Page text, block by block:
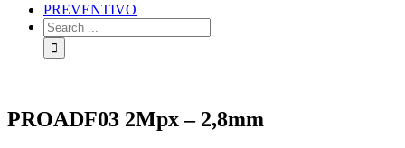
PREVENTIVO
PROADF03 2Mpx – 2,8mm